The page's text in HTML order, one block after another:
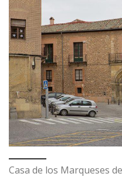
Casa de los Marqueses